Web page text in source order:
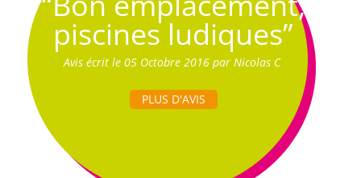
piscines ludiques”
Avis écrit le 05 Octobre 2016 par Nicolas C
PLUS D'AVIS